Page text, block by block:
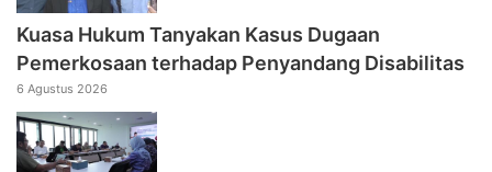
Kuasa Hukum Tanyakan Kasus Dugaan
Pemerkosaan terhadap Penyandang Disabilitas
6 Agustus 2026